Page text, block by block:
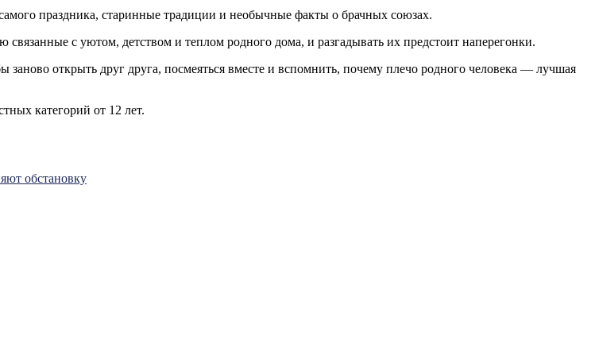
праздника, старинные традиции и необычные факты о брачных союзах.
с уютом, детством и теплом родного дома, и разгадывать их предстоит наперегонки.
заново открыть друг друга, посмеяться вместе и вспомнить, почему плечо родного человека — лучшая
категорий от 12 лет.
обстановку